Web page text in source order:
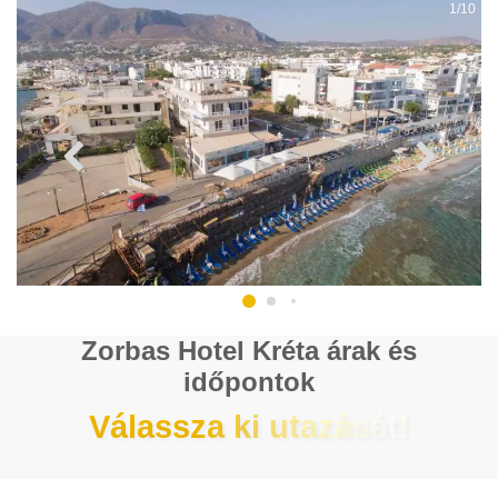
1/10
Zorbas Hotel Kréta árak és
időpontok
Válassza ki utazását!